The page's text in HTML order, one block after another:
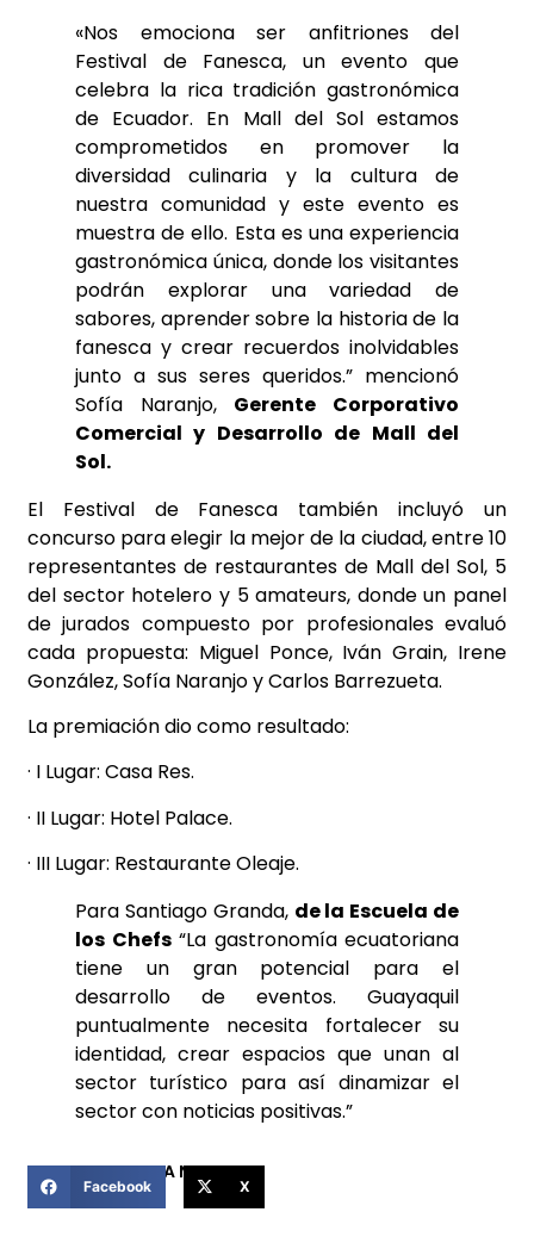
«Nos emociona ser anfitriones del
Festival de Fanesca, un evento que
celebra la rica tradición gastronómica
de Ecuador. En Mall del Sol estamos
comprometidos en promover la
diversidad culinaria y la cultura de
nuestra comunidad y este evento es
muestra de ello. Esta es una experiencia
gastronómica única, donde los visitantes
podrán explorar una variedad de
sabores, aprender sobre la historia de la
fanesca y crear recuerdos inolvidables
junto a sus seres queridos.” mencionó
Sofía Naranjo, Gerente Corporativo
Comercial y Desarrollo de Mall del
Sol.
El Festival de Fanesca también incluyó un
concurso para elegir la mejor de la ciudad, entre 10
representantes de restaurantes de Mall del Sol, 5
del sector hotelero y 5 amateurs, donde un panel
de jurados compuesto por profesionales evaluó
cada propuesta: Miguel Ponce, Iván Grain, Irene
González, Sofía Naranjo y Carlos Barrezueta.
La premiación dio como resultado:
· I Lugar: Casa Res.
· II Lugar: Hotel Palace.
· III Lugar: Restaurante Oleaje.
Para Santiago Granda, de la Escuela de
los Chefs“La gastronomía ecuatoriana
tiene un gran potencial para el
desarrollo de eventos. Guayaquil
puntualmente necesita fortalecer su
identidad, crear espacios que unan al
sector turístico para así dinamizar el
sector con noticias positivas.”
COMPARTIR ESTA NOTICIA
Facebook X